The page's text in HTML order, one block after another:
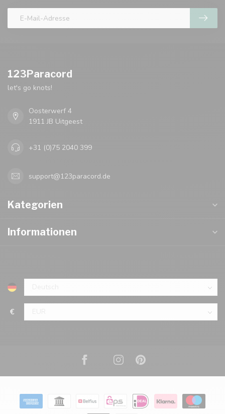
123Paracord
let's go knots!
Oosterwerf 4
1911 JB Uitgeest
+31 (0)75 2040 399
support@123paracord.de
Kategorien
Informationen
€